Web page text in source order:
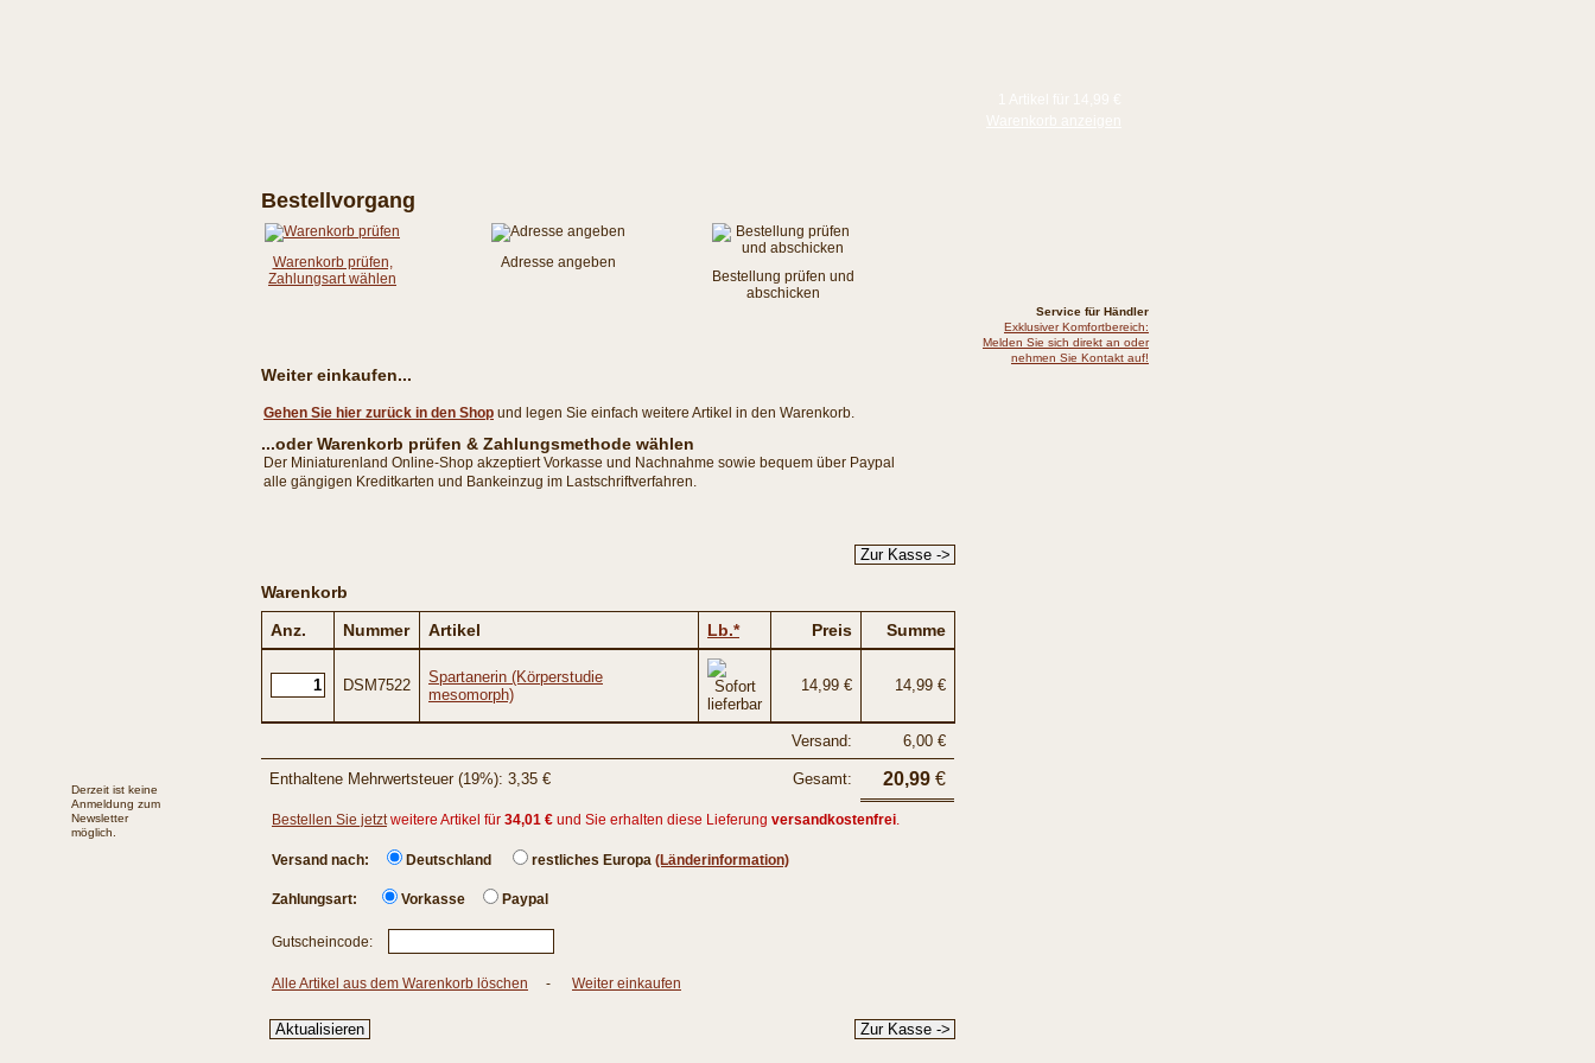
Bestellvorgang
Warenkorb prüfen,
Zahlungsart wählen
Adresse angeben
Bestellung prüfen und
abschicken
Weiter einkaufen...
Gehen Sie hier zurück in den Shop und legen Sie einfach weitere Artikel in den Warenkorb.
...oder Warenkorb prüfen & Zahlungsmethode wählen
Der Miniaturenland Online-Shop akzeptiert Vorkasse und Nachnahme sowie bequem über Paypal
alle gängigen Kreditkarten und Bankeinzug im Lastschriftverfahren.
Warenkorb
Anz.
Nummer Artikel Lb.* Preis Summe
DSM7522
Spartanerin (Körperstudie
mesomorph)
14,99 € 14,99 €
Versand: 6,00 €
Enthaltene Mehrwertsteuer (19%): 3,35 € Gesamt: 20,99 €
Bestellen Sie jetztweitere Artikel für 34,01 € und Sie erhalten diese Lieferung versandkostenfrei.
Versand nach: Deutschland restliches Europa (Länderinformation)
Zahlungsart: Vorkasse Paypal
Gutscheincode:
Alle Artikel aus dem Warenkorb löschen - Weiter einkaufen
Derzeit ist keine
Anmeldung zum
Newsletter
möglich.
Service für Händler
Exklusiver Komfortbereich:
Melden Sie sich direkt an oder
nehmen Sie Kontakt auf!